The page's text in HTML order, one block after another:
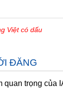
Việt có dấu
ĐĂNG
quan trọng của